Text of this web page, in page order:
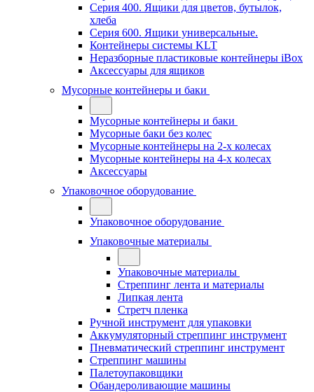
Серия 400. Ящики для цветов, бутылок,
хлеба
Серия 600. Ящики универсальные.
Контейнеры системы KLT
Неразборные пластиковые контейнеры iBox
Аксессуары для ящиков
Мусорные контейнеры и баки
Мусорные контейнеры и баки
Мусорные баки без колес
Мусорные контейнеры на 2-х колесах
Мусорные контейнеры на 4-х колесах
Аксессуары
Упаковочное оборудование
Упаковочное оборудование
Упаковочные материалы
Упаковочные материалы
Стреппинг лента и материалы
Липкая лента
Стретч пленка
Ручной инструмент для упаковки
Аккумуляторный стреппинг инструмент
Пневматический стреппинг инструмент
Стреппинг машины
Палетоупаковщики
Обандероливающие машины